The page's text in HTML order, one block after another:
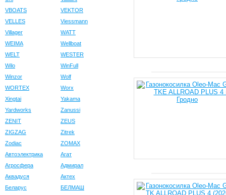
VBOATS
VEKTOR
VELLES
Viessmann
Villager
WATT
WEIMA
Wellboat
WELT
WESTER
Wilo
WinFull
Winzor
Wolf
WORTEX
Worx
Xingtai
Yakama
Yardworks
Zanussi
ZENIT
ZEUS
ZIGZAG
Zitrek
Zodiac
ZOMAX
Автоэлектрика
Агат
Агросфера
Адмирал
Аквадуся
Актех
Беларус
БЕЛМАШ